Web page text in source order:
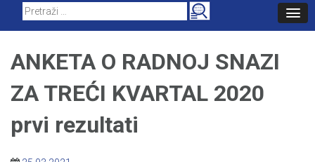
Search
for:
ANKETA O RADNOJ SNAZI
ZA TREĆI KVARTAL 2020
prvi rezultati